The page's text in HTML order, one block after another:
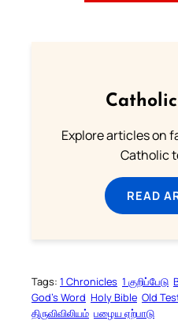
Explore articles on
Catholic
READ
Tags: 1 Chronicles 1 குறிப்பேடு
God’s Word Holy Bible Old
திருவிவிலியம் பழைய ஏற்பாடு